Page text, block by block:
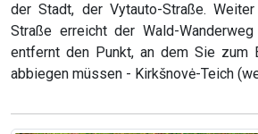
der Stadt, der Vytauto-Straße.
Straße erreicht der Wald-
entfernt den Punkt, an dem Sie zum
abbiegen müssen - Kirkšnovė-Teich